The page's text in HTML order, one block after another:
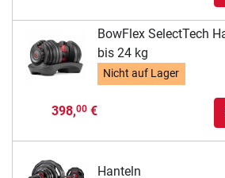
BowFlex SelectTech
bis 24 kg
Nicht auf Lager
398,00€
Hanteln